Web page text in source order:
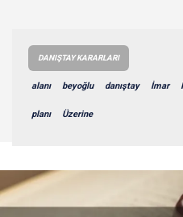
DANIŞTAY KARARLARI
alanı beyoğlu danıştay İmar
planı Üzerine